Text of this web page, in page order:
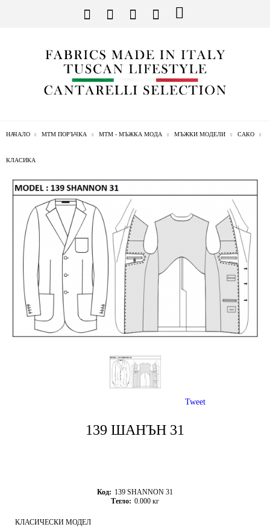
НАЧАЛО МТМ ПОРЪЧКА МТМ - МЪЖКА МОДА МЪЖКИ МОДЕЛИ САКО
КЛАСИКА
139 ШАНЪН 31
Код: 139 SHANNON 31
Тегло: 0.000 кг
КЛАСИЧЕСКИ МОДЕЛ
Tweet